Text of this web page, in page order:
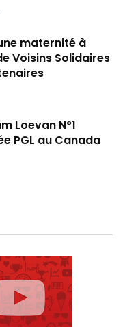
maternité à
Voisins Solidaires
Loevan N°1
PGL au Canada